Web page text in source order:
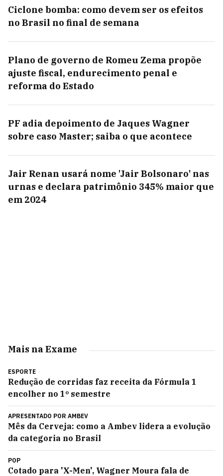
Ciclone bomba: como devem ser os efeitos
no Brasil no final de semana
Plano de governo de Romeu Zema propõe
ajuste fiscal, endurecimento penal e
reforma do Estado
PF adia depoimento de Jaques Wagner
sobre caso Master; saiba o que acontece
Jair Renan usará nome 'Jair Bolsonaro' nas
urnas e declara patrimônio 345% maior que
em 2024
Mais na Exame
ESPORTE
Redução de corridas faz receita da Fórmula 1
encolher no 1º semestre
APRESENTADO POR AMBEV
Mês da Cerveja: como a Ambev lidera a evolução
da categoria no Brasil
POP
Cotado para 'X-Men', Wagner Moura fala de